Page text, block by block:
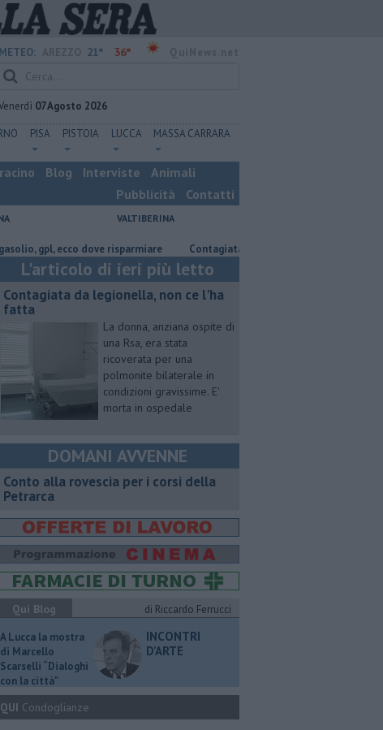
METEO: 21° 36°
07 Agosto 2026
PISA PISTOIA LUCCA MASSA CARRARA
Blog Interviste
Animali
Pubblicità
Contatti
VALTIBERINA
ecco dove risparmiare Contagiata da legionella, non ce l'ha fatta
L'articolo di ieri più letto
Contagiata da legionella, non ce l'ha
fatta
La donna, anziana ospite di
una Rsa, era stata
ricoverata per una
polmonite bilaterale in
condizioni gravissime. E'
morta in ospedale
DOMANI AVVENNE
​Conto alla rovescia per i corsi della
Petrarca
Qui Blog
di Riccardo Ferrucci
A Lucca la mostra
di Marcello
Scarselli “Dialoghi
con la città"
INCONTRI
D'ARTE
QUI Condoglianze